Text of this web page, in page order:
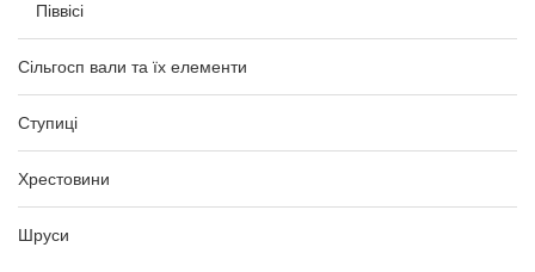
Піввісі
Сільгосп вали та їх елементи
Ступиці
Хрестовини
Шруси